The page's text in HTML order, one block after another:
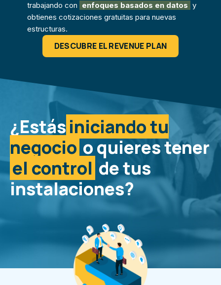
trabajando con enfoques basados en datos y
obtienes cotizaciones gratuitas para nuevas
estructuras.
DESCUBRE EL REVENUE PLAN
¿Estásiniciando tu
negocio o quieres tener
el control de tus
instalaciones?